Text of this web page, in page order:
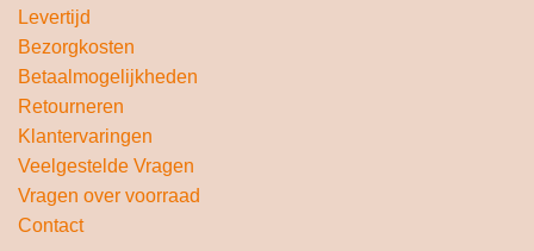
Levertijd
Bezorgkosten
Betaalmogelijkheden
Retourneren
Klantervaringen
Veelgestelde Vragen
Vragen over voorraad
Contact